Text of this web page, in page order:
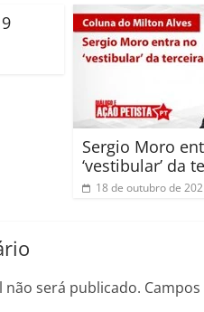
Sergio Moro
‘vestibular’ da
18 de outubro de
não será publicado.